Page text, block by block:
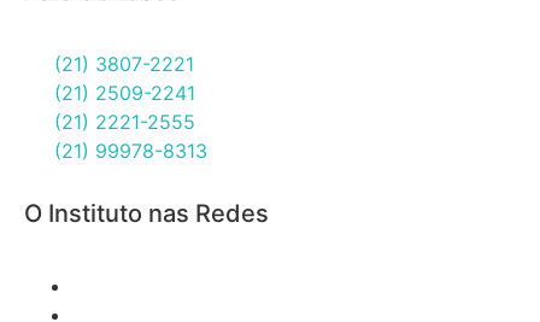
(21) 3807-2221
(21) 2509-2241
(21) 2221-2555
(21) 99978-8313
O Instituto nas Redes